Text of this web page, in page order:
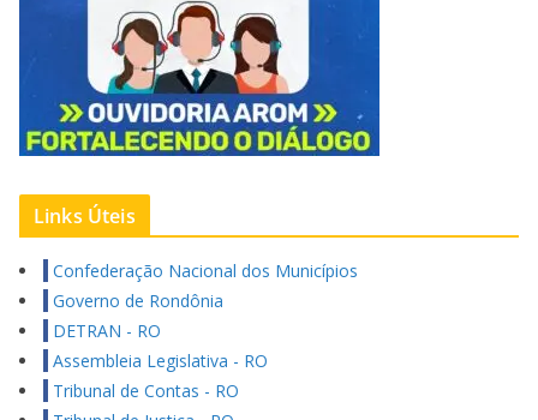
Links Úteis
Confederação Nacional dos Municípios
Governo de Rondônia
DETRAN - RO
Assembleia Legislativa - RO
Tribunal de Contas - RO